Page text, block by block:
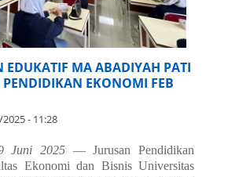
MA ABADIYAH PATI
- 11:28